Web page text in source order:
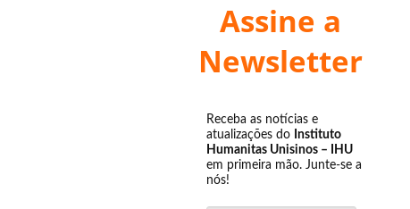
Assine a
Newsletter
Receba as notícias e
atualizações do Instituto
Humanitas Unisinos – IHU
em primeira mão. Junte-se a
nós!